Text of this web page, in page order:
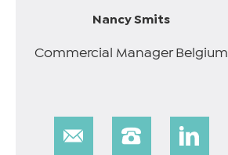
Nancy Smits
Commercial Manager Belgium